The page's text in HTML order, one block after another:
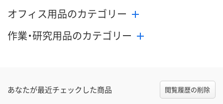
オフィス用品のカテゴリー
作業・研究用品のカテゴリー
あなたが最近チェックした商品 閲覧履歴の削除